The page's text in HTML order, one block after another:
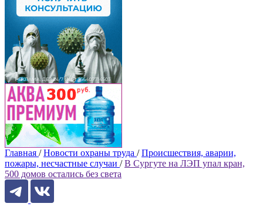
Главная / Новости охраны труда / Происшествия, аварии,
пожары, несчастные случаи / В Сургуте на ЛЭП упал кран,
500 домов остались без света